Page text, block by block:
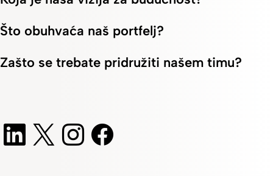
Što obuhvaća naš portfelj?
Zašto se trebate pridružiti našem timu?